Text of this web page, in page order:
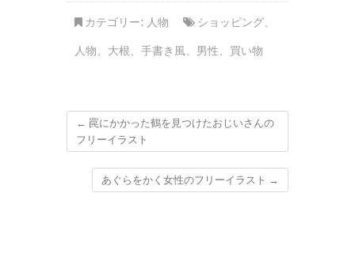
カテゴリー: 人物 ショッピング、
人物、 大根、 手書き風、 男性、 買い物
← 罠にかかった鶴を見つけたおじいさんの
フリーイラスト
あぐらをかく女性のフリーイラスト →